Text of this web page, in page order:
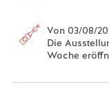
Von 03/08/
Die
Woche